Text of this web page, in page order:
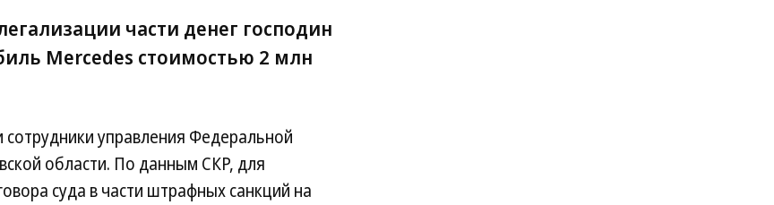
части денег господин
Mercedes стоимостью 2 млн
управления Федеральной
области. По данным СКР, для
суда в части штрафных санкций на